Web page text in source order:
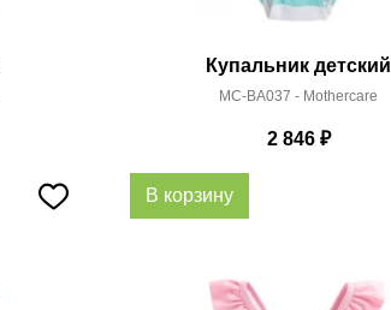
Купальник детский
MC-BA037 - Mothercare
2 846₽
В корзину